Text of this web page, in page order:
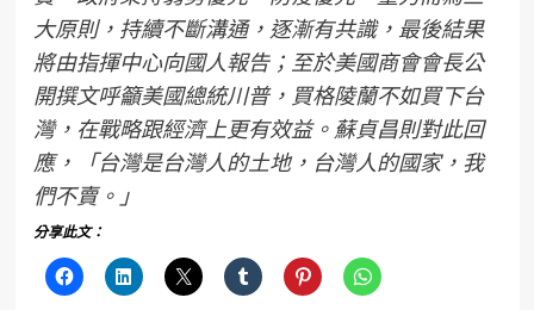
大原則，持續不斷溝通，逐漸有共識，最後結果
將由指揮中心向國人報告；至於美國商會會長公
開撰文呼籲美國總統川普，買格陵蘭不如買下台
灣，在戰略跟經濟上更有效益。蘇貞昌則對此回
應，「台灣是台灣人的土地，台灣人的國家，我
們不賣。」
分享此文：